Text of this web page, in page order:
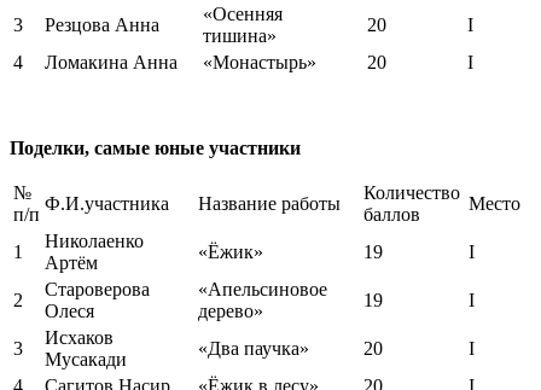
3 Резцова Анна
«Осенняя
тишина»
20
I
4
Ломакина Анна «Монастырь» 20 I
Поделки, самые юные участники
№
п/п
Ф.И.участника Название работы
Количество
баллов
Место
1
Николаенко
Артём
«Ёжик» 19 I
2
Староверова
Олеся
«Апельсиновое
дерево»
19 I
3
Исхаков
Мусакади
«Два паучка» 20
I